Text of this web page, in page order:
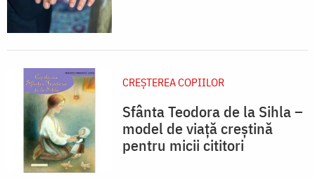
CREŞTEREA COPIILOR
Sfânta Teodora de la Sihla –
model de viaţă creştină
pentru micii cititori